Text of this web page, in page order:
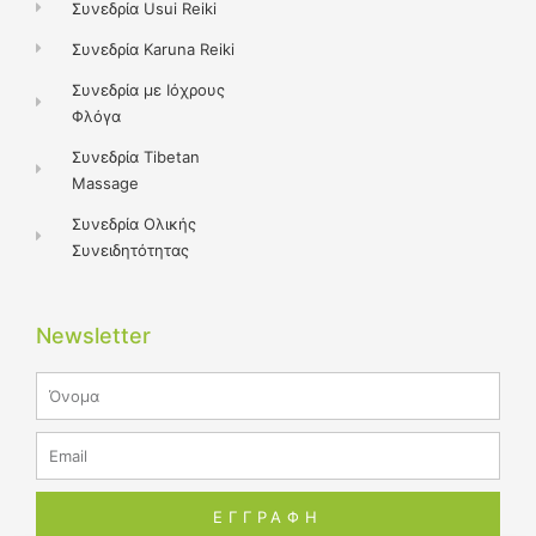
Συνεδρία Usui Reiki
Συνεδρία Karuna Reiki
Συνεδρία με Ιόχρους
Φλόγα
Συνεδρία Tibetan
Massage
Συνεδρία Ολικής
Συνειδητότητας
Newsletter
ΕΓΓΡΑΦΗ